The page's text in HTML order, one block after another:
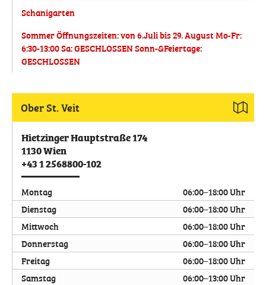
Schanigarten
Sommer Öffnungszeiten: von 6.Juli bis 29. August Mo-Fr:
6:30-13:00 Sa: GESCHLOSSEN Sonn-&Feiertage:
GESCHLOSSEN
Ober St. Veit
Hietzinger Hauptstraße 174
1130Wien
+43 1 2568800-102
Montag
06:00–18:00 Uhr
Dienstag
06:00–18:00 Uhr
Mittwoch
06:00–18:00 Uhr
Donnerstag
06:00–18:00 Uhr
Freitag
06:00–18:00 Uhr
Samstag
06:00–13:00 Uhr